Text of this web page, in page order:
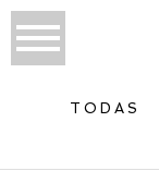
TODAS